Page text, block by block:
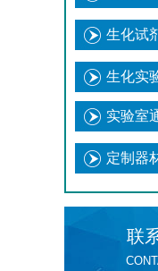
生化试
生化实
实验室
定制器
联